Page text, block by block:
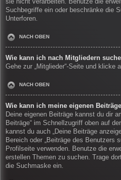
sie nicht verarbeiten. Benutze die
Suchbegriffe ein oder beschränke die
Unterforen.
NACH OBEN
Wie kann ich nach Mitgliedern
Gehe zur „Mitglieder“-Seite und klicke
NACH OBEN
Wie kann ich meine eigenen
Deine eigenen Beiträge kannst du dir
Beiträge“ im Schnellzugriff oben auf
kannst du auch „Deine Beiträge
Bereich oder „Beiträge des Benutzers
Profilseite verwenden. Benutze die
erstellen Themen zu suchen. Trage
die Suchmaske ein.